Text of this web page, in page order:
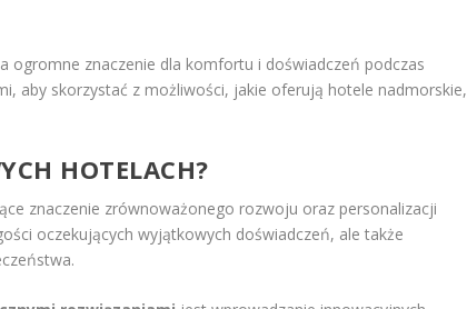
ogromne znaczenie dla komfortu i doświadczeń podczas
aby skorzystać z możliwości, jakie oferują hotele nadmorskie,
HOTELACH?
znaczenie zrównoważonego rozwoju oraz personalizacji
oczekujących wyjątkowych doświadczeń, ale także